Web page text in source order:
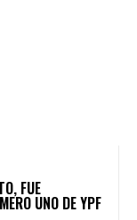
FUE
UNO DE YPF